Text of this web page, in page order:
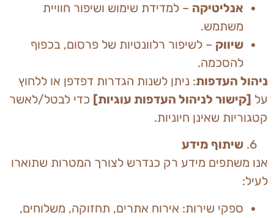
אנליטיקה – למדידת שימוש ושיפור חוויית
משתמש.
שיווק – לשיפור רלוונטיות של פרסום, בכפוף
להסכמה.
ניהול העדפות: ניתן לשנות הגדרות דפדפן או ללחוץ
על [קישור לניהול העדפות עוגיות] כדי לבטל/לאשר
קטגוריות שאינן חיוניות.
שיתוף מידע
אנו משתפים מידע רק כנדרש לצורך המטרות שתוארו
לעיל:
ספקי שירות: אירוח אתרים, תחזוקה, משלוחים,